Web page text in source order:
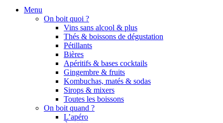
Menu
On boit quoi ?
Vins sans alcool & plus
Thés & boissons de dégustation
Pétillants
Bières
Apéritifs & bases cocktails
Gingembre & fruits
Kombuchas, matés & sodas
Sirops & mixers
Toutes les boissons
On boit quand ?
L’apéro